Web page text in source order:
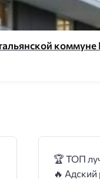
коммуне
🏆 ТОП
🔥 Адский